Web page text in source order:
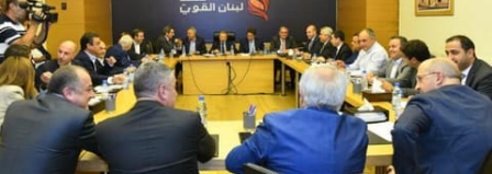
منوعات رياضة
كأس العالم